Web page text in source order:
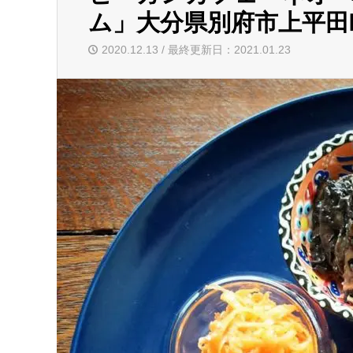
ム」大分県別府市上平
2020.12.13 / 最終更新日：2021.01.23